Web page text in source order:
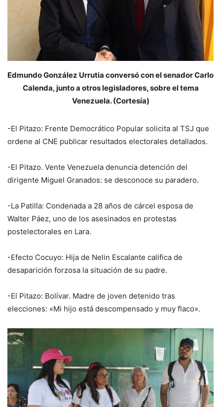
Edmundo González Urrutia conversó con el senador Carlo
Calenda, junto a otros legisladores, sobre el tema
Venezuela. (Cortesía)
-El Pitazo: Frente Democrático Popular solicita al TSJ que
ordene al CNE publicar resultados electorales detallados.
-El Pitazo. Vente Venezuela denuncia detención del
dirigente Miguel Granados: se desconoce su paradero.
-La Patilla: Condenada a 28 años de cárcel esposa de
Walter Páez, uno de los asesinados en protestas
postelectorales en Lara.
-Efecto Cocuyo: Hija de Nelin Escalante califica de
desaparición forzosa la situación de su padre.
-El Pitazo: Bolívar. Madre de joven detenido tras
elecciones: «Mi hijo está descompensado y muy flaco».